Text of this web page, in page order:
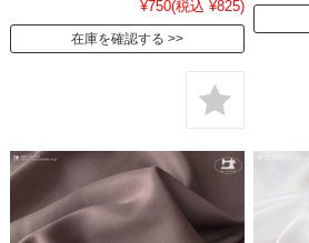
¥750(税込 ¥825)
在庫を確認する